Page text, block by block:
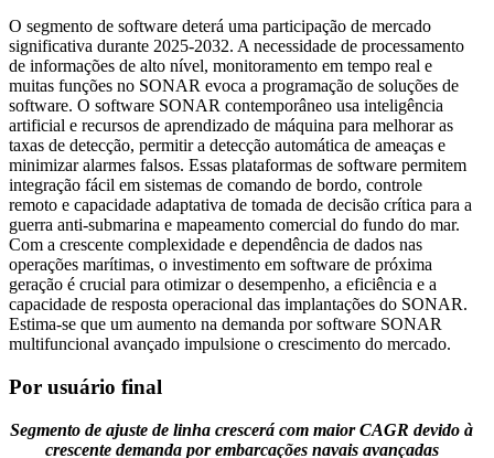
O segmento de software deterá uma participação de mercado
significativa durante 2025-2032. A necessidade de processamento
de informações de alto nível, monitoramento em tempo real e
muitas funções no SONAR evoca a programação de soluções de
software. O software SONAR contemporâneo usa inteligência
artificial e recursos de aprendizado de máquina para melhorar as
taxas de detecção, permitir a detecção automática de ameaças e
minimizar alarmes falsos. Essas plataformas de software permitem
integração fácil em sistemas de comando de bordo, controle
remoto e capacidade adaptativa de tomada de decisão crítica para a
guerra anti-submarina e mapeamento comercial do fundo do mar.
Com a crescente complexidade e dependência de dados nas
operações marítimas, o investimento em software de próxima
geração é crucial para otimizar o desempenho, a eficiência e a
capacidade de resposta operacional das implantações do SONAR.
Estima-se que um aumento na demanda por software SONAR
multifuncional avançado impulsione o crescimento do mercado.
Por usuário final
Segmento de ajuste de linha crescerá com maior CAGR devido à
crescente demanda por embarcações navais avançadas